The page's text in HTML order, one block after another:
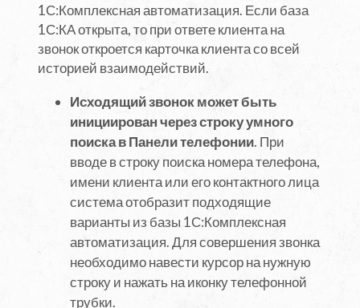
1С:Комплексная автоматизация. Если база
1С:КА открыта, то при ответе клиента на
звонок откроется карточка клиента со всей
историей взаимодействий.
Исходящий звонок может быть
инициирован через строку умного
поиска в Панели телефонии. При
вводе в строку поиска номера телефона,
имени клиента или его контактного лица
система отобразит подходящие
варианты из базы 1С:Комплексная
автоматизация. Для совершения звонка
необходимо навести курсор на нужную
строку и нажать на иконку телефонной
трубки.